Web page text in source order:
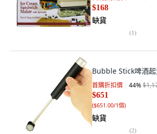
$168
缺貨
(1)
Bubble Stick啤酒
首購折扣價 44%
$651
($651.00/1個)
缺貨
(2)